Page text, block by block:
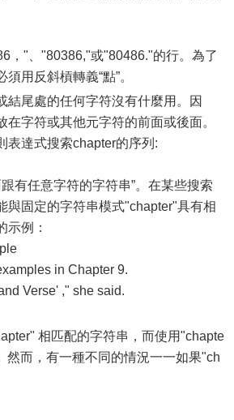
，"、"80386,"或"80486."的行。為了
用反斜槓轉義“點”。
結尾處的任何字符沒有什麼用。因
在字符或其他元字符的前面或後面。
表達式搜索chapter的序列:
有任意字符的字符串”。在某些搜索
與固定的字符串模式"chapter"具有相
示例：
in Chapter 9.
Verse' ," she said.
相匹配的字符串，而使用"chapte
然而，有一種不同的情況一一如果"ch